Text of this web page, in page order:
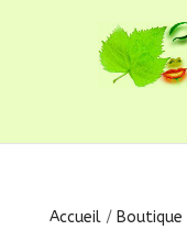
Accueil/ Boutique